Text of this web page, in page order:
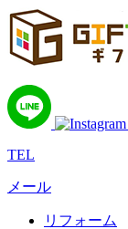
TEL
メール
リフォーム